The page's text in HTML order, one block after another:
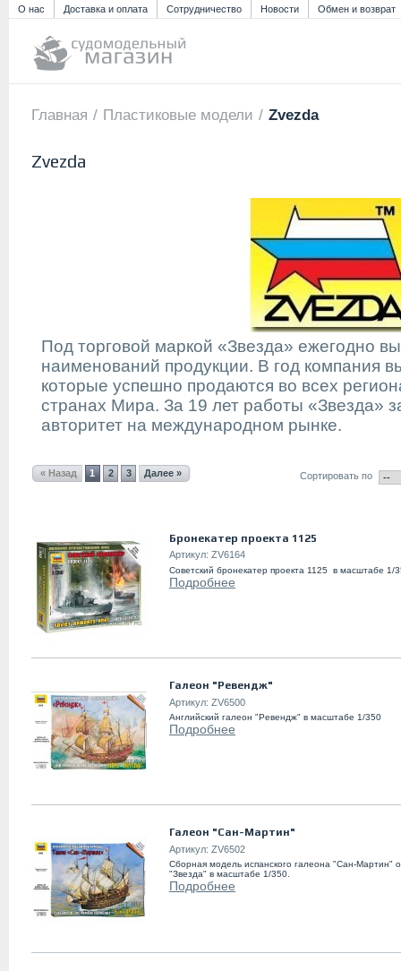
О нас Доставка и оплата Сотрудничество Новости Обмен и возврат
Главная / Пластиковые модели / Zvezda
Zvezda
Под торговой маркой «Звезда» ежегодно
наименований продукции. В год компания
которые успешно продаются во всех
странах Мира. За 19 лет работы «Звезда»
авторитет на международном рынке.
« Назад 1 2 3 Далее » Сортировать по
Бронекатер проекта 1125
Артикул: ZV6164
Советский бронекатер проекта 1125 в масштабе 1/
Подробнее
Галеон "Ревендж"
Артикул: ZV6500
Английский галеон "Ревендж" в масштабе 1/350
Подробнее
Галеон "Сан-Мартин"
Артикул: ZV6502
Сборная модель испанского галеона "Сан-Мартин"
"Звезда" в масштабе 1/350.
Подробнее